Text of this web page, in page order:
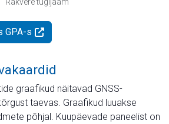
GPA-s
graafikud näitavad GNSS-
taevas. Graafikud luuakse
põhjal. Kuupäevade paneelist on